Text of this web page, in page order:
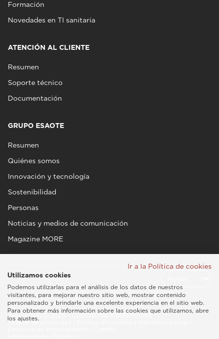
Formación
Novedades en TI sanitaria
ATENCIÓN AL CLIENTE
Resumen
Soporte técnico
Documentación
GRUPO ESAOTE
Resumen
Quiénes somos
Innovación y tecnología
Sostenibilidad
Personas
Noticias y medios de comunicación
Magazine MORE
Esaote SPA © 2026 - CÓDIGO IVA IT05131180969
Política de privacidad
Ir a la Política de cookies
Utilizamos cookies
Podemos utilizarlas para el análisis de los datos de nuestros
visitantes, para mejorar nuestro sitio web, mostrar contenido
personalizado y brindarle una excelente experiencia en el sitio web.
Para obtener más información sobre las cookies que utilizamos, abre
los ajustes.